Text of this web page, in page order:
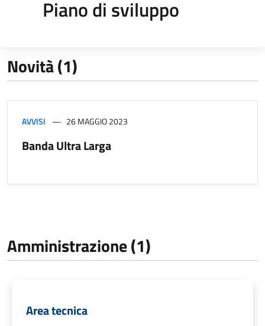
Piano di sviluppo
Novità (1)
AVVISI 26 MAGGIO 2023
Banda Ultra Larga
Amministrazione (1)
Area tecnica